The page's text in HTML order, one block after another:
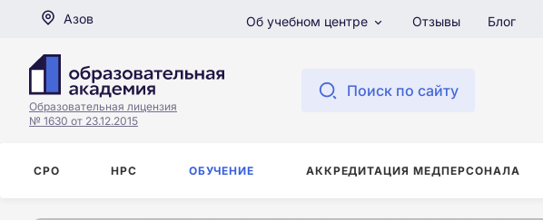
Азов Об учебном центре Отзывы Блог
Образовательная лицензия
№ 1630 от 23.12.2015
Поиск по сайту
СРО НРС ОБУЧЕНИЕ АККРЕДИТАЦИЯ МЕДПЕРСОНАЛА